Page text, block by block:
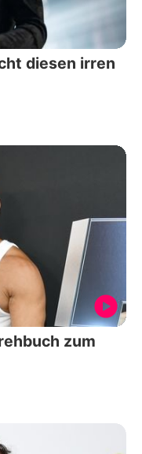
diesen irren
zum